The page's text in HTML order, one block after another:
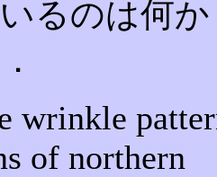
いるのは何か
wrinkle
of northern